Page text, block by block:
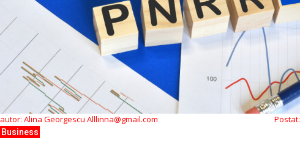
autor: Alina Georgescu Alllinna@gmail.com Postat:
Business